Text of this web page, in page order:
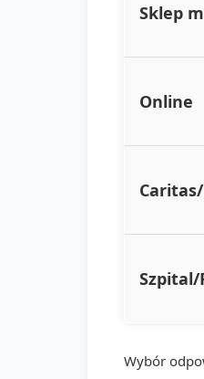
Sklep
Online
Szpital/
Wybór